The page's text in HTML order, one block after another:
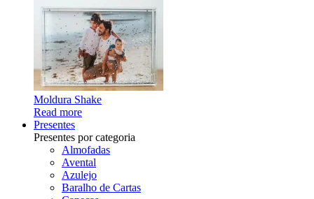
Moldura Shake
Read more
Presentes
Presentes por categoria
Almofadas
Avental
Azulejo
Baralho de Cartas